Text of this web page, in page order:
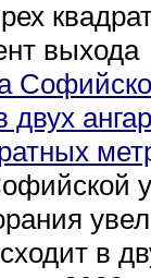
выхода
двух
в